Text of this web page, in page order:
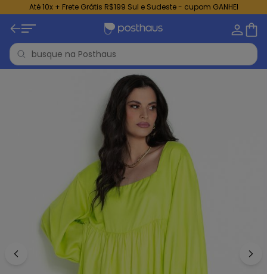
Até 10x + Frete Grátis R$199 Sul e Sudeste - cupom GANHEI